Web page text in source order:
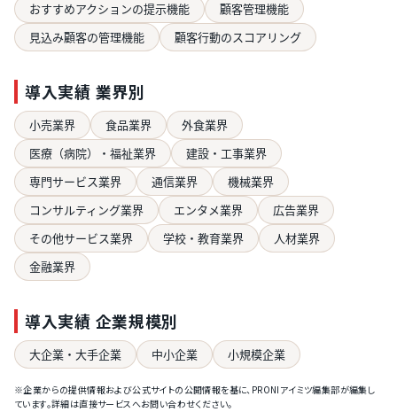
おすすめアクションの提示機能
顧客管理機能
見込み顧客の管理機能
顧客行動のスコアリング
導入実績 業界別
小売業界 食品業界
外食業界
医療（病院）・福祉業界
建設・工事業界
専門サービス業界
通信業界
機械業界
コンサルティング業界
エンタメ業界
広告業界
その他サービス業界
学校・教育業界
人材業界
金融業界
導入実績 企業規模別
大企業・大手企業 中小企業 小規模企業
※企業からの提供情報および公式サイトの公開情報を基に、PRONIアイミツ編集部が編集し
ています。詳細は直接サービスへお問い合わせください。